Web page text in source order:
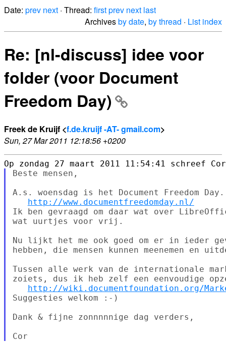
Date: prev next · Thread: firstprev next last
Archivesby date, by thread · List index
Re: [nl-discuss] idee voor
folder (voor Document
Freedom Day)
Freek de Kruijf <f.de.kruijf -AT- gmail.com>
Sun, 27 Mar 2011 12:18:56 +0200
Beste mensen,
A.s. woensdag is het Document Freedom Day.
http://www.documentfreedomday.nl/
Ik ben gevraagd om daar wat over
wat uurtjes voor vrij.
Nu lijkt het me ook goed om er in ieder
hebben, die mensen kunnen meenemen en
Tussen alle werk van de internationale
zoiets, dus ik heb zelf een eenvoudige
http://wiki.documentfoundation.org/
Suggesties welkom :-)
Dank & fijne zonnnnnige dag verders,